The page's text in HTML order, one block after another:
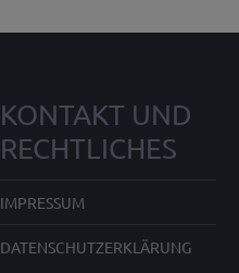
KONTAKT UND
RECHTLICHES
IMPRESSUM
DATENSCHUTZERKLÄRUNG